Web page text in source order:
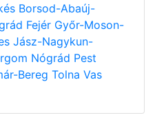
Borsod-Abaúj-
Fejér Győr-Moson-
Jász-Nagykun-
Nógrád Pest
Bereg Tolna Vas